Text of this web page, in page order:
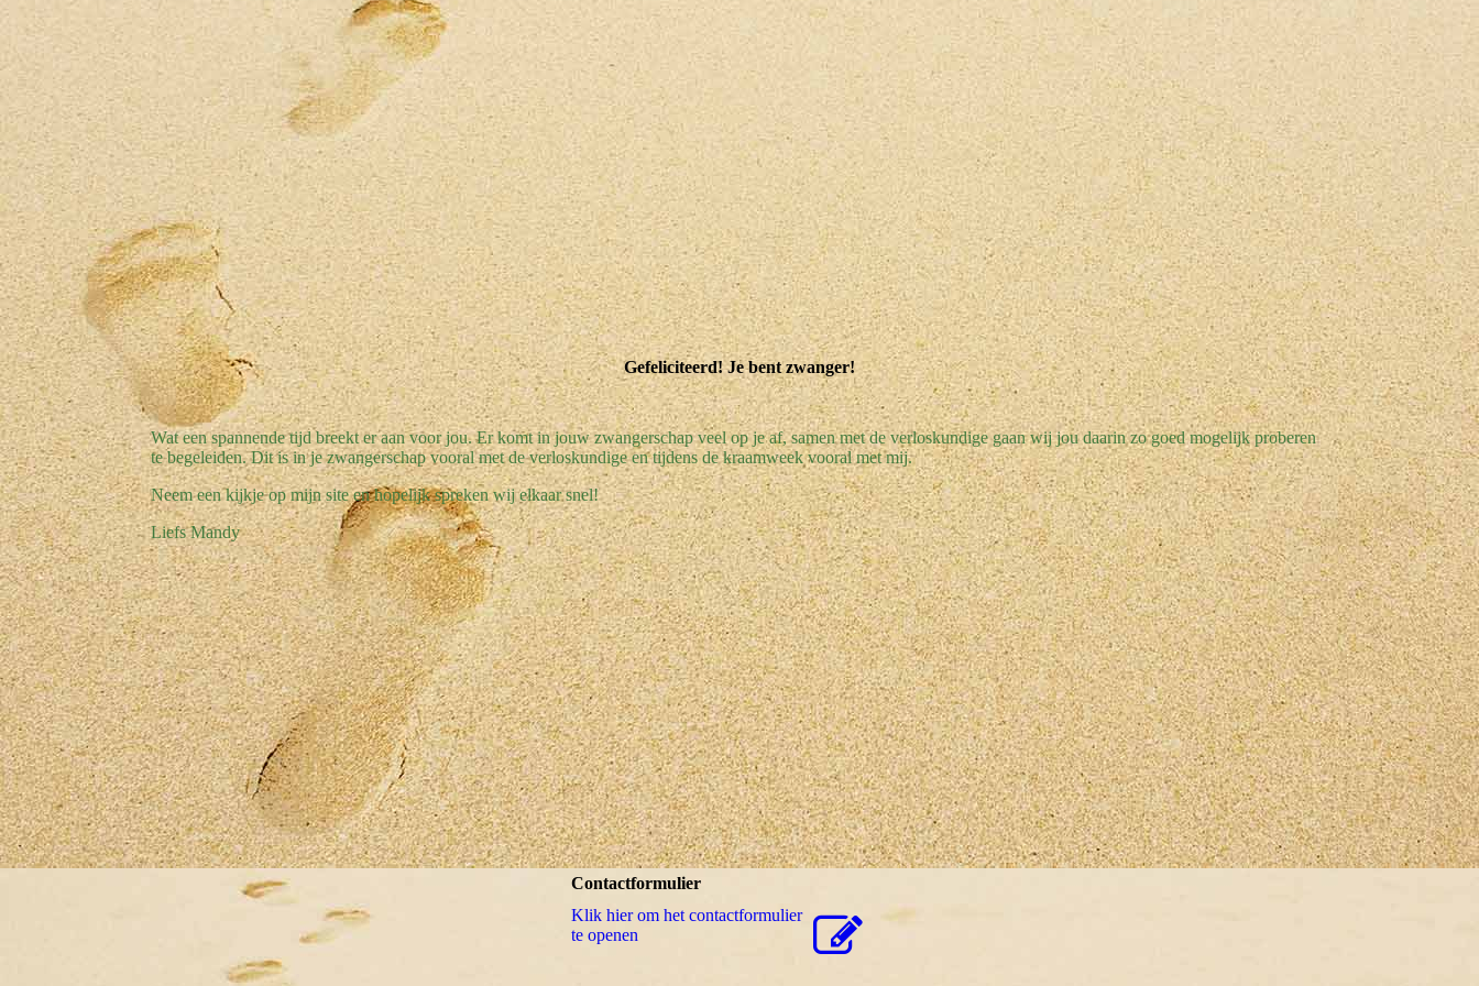
Gefeliciteerd! Je bent zwanger!
Wat een spannende tijd breekt er aan voor jou. Er komt in jouw zwangerschap veel op je af, samen met de verloskundige gaan wij jou daarin zo goed mogelijk proberen
te begeleiden. Dit is in je zwangerschap vooral met de verloskundige en tijdens de kraamweek vooral met mij.
Neem een kijkje op mijn site en hopelijk spreken wij elkaar snel!
Liefs Mandy
Contactformulier
Klik hier om het contactformulier
te openen